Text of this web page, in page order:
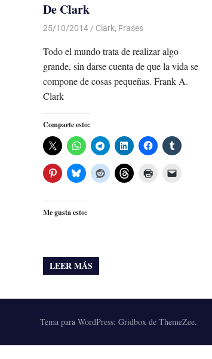
De Clark
25/10/2014 Luis Castellanos
Clark, Frases
Todo el mundo trata de realizar algo
grande, sin darse cuenta de que la vida se
compone de cosas pequeñas. Frank A.
Clark
Comparte esto:
Me gusta esto:
LEER MÁS
Tema para WordPress: Gridbox de ThemeZee.